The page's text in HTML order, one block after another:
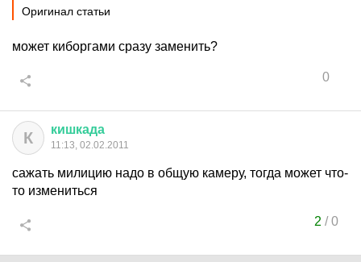
Оригинал статьи
может киборгами сразу заменить?
0
К кишкада
11:13, 02.02.2011
сажать милицию надо в общую камеру, тогда может что-
то измениться
2 /0